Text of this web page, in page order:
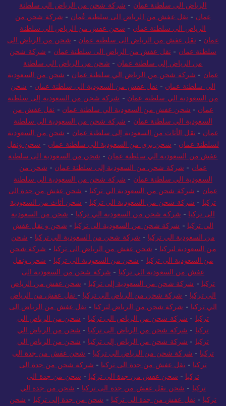
الرياض الى سلطنة عمان - شركة شحن من الرياض الي سلطنة
عمان - نقل عفش من الرياض الى سلطنة عُمان - شركة شحن من
الرياض الي سلطنة عمان - شحن عفش من الرياض الي سلطنة
عمان - نقل عفش من الرياض الى سلطنة عمان - شحن من الرياض الى
سلطنة عمان - نقل عفش من الرياض الى سلطنة عمان - شركة شحن
من الرياض إلى سلطنة عمان - شحن من الرياض الي سلطنة
عمان - شركة شحن من الرياض الي سلطنة عمان - شحن من السعودية
الي سلطنة عمان - نقل عفش من السعودية الي سلطنة عمان - شحن
من السعودية الي سلطنة عمان - شركة شحن من السعودية إلى سلطنة
عمان - شحن عفش من السعودية الي سلطنة عمان - نقل عفش من
السعودية الي سلطنة عمان - شركة شحن من السعودية الي سلطنة
عمان - نقل الأثاث من السعودية إلى سلطنة عمان - شحن من السعودية
لسلطنة عمان - شحن بري من السعودية الي سلطنة عمان - شحن ونقل
عفش من السعودية الي سلطنة عمان - شحن من السعودية الى سلطنة
عمان - شركة شحن من السعودية إلى سلطنة عمان - شحن من
السعودية الي سلطنة عمان - شركة شحن من السعودية الي سلطنة
عمان - شركة شحن من السعودية الي تركيا - شحن عفش من جدة الى
تركيا - شركة شحن من السعودية الي تركيا - شحن أثاث من السعودية
الى تركيا - شركة شحن من السعودية الي تركيا - شحن من السعودية
الي تركيا - شركة شحن من السعودية الى تركيا - شحن و نقل عفش
من السعودية الي تركيا - شركة شحن من السعودية الي تركيا - شحن
من السعودية لتركيا - شحن عفش من الرياض الى تركيا - شركة شحن
من السعودية الي تركيا - شحن من السعودية الى تركيا - شحن ونقل
عفش من السعودية الي تركيا - شركة شحن من السعودية الى
تركيا - شركة شحن من السعودية إلى تركيا - شحن عفش من الرياض
الى تركيا - شركة شحن من الرياض الي تركيا - نقل عفش من الرياض
الي تركيا - شركة شحن من الرياض لتركيا - نقل عفش من الرياض الى
تركيا - شركة شحن من الرياض الى تركيا - شحن من الرياض الى
تركيا - شركة شحن من الرياض الى تركيا - شحن من الرياض الي
تركيا - شركة شحن من الرياض إلى تركيا - شحن من الرياض الي
تركيا - شركة شحن من الرياض الي تركيا - شحن عفش من جدة الى
تركيا - نقل عفش من جدة الى تركيا - شركة شحن من جدة الى
تركيا - شحن عفش من جدة الي تركيا - شحن من جدة الى
تركيا - شحن نقل عفش من جدة الى تركيا - شحن من جدة الي
تركيا - نقل عفش من جدة الى تركيا - شحن من جدة إلى تركيا - شحن